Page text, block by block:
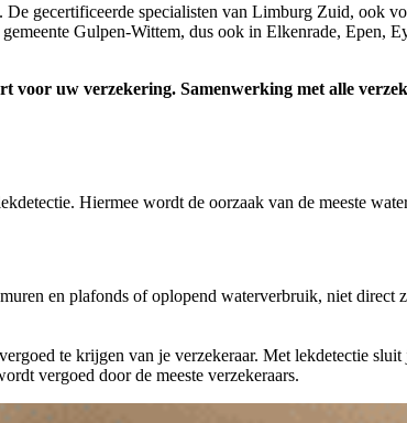
gecertificeerde specialisten van Limburg Zuid, ook
Gulpen-Wittem, dus ook in Elkenrade, Epen,
voor uw verzekering. Samenwerking met alle
Hiermee wordt de oorzaak van de meeste
en plafonds of oplopend waterverbruik, niet direct
te krijgen van je verzekeraar. Met lekdetectie
vergoed door de meeste verzekeraars.